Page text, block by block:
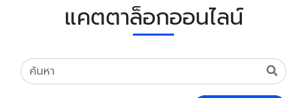
แคตตาล็อกออนไลน์